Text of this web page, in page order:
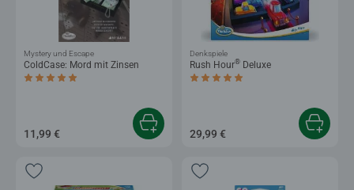
ColdCase: Mord mit Zinsen
Durchschnittliche Bewertung 5,0 von 5 Sternen.
Mystery und Escape
11,99 €
Rush Hour® Deluxe
Durchschnittliche Bewertung 5,0 von 5
Denkspiele
29,99 €